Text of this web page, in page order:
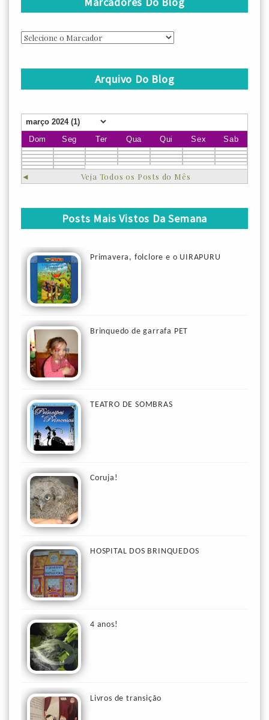
Arquivo Do Blog
Dom Seg Ter Qua Qui Sex Sab
◄ Veja Todos os Posts do Mês
Posts Mais Vistos Da Semana
Primavera, folclore e o UIRAPURU
Brinquedo de garrafa PET
TEATRO DE SOMBRAS
Coruja!
HOSPITAL DOS BRINQUEDOS
4 anos!
Livros de transição